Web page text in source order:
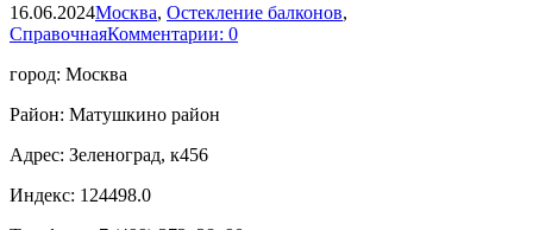
16.06.2024Москва, Остекление балконов,
СправочнаяКомментарии: 0
город: Москва
Район: Матушкино район
Адрес: Зеленоград, к456
Индекс: 124498.0